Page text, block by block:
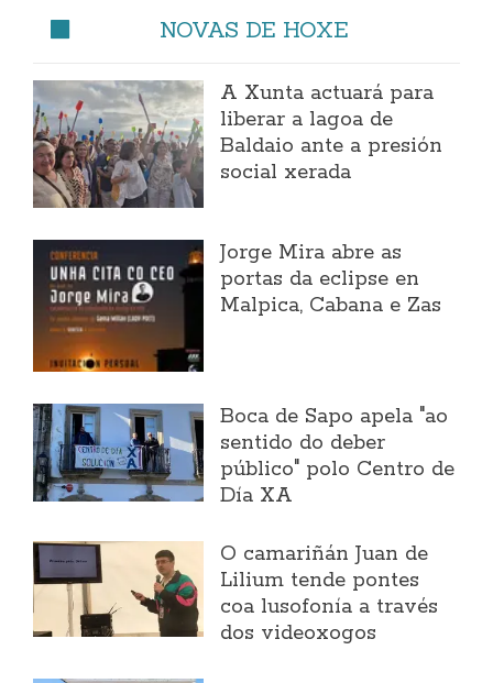
NOVAS DE HOXE
A Xunta actuará para
liberar a lagoa de
Baldaio ante a presión
social xerada
Jorge Mira abre as
portas da eclipse en
Malpica, Cabana e Zas
Boca de Sapo apela "ao
sentido do deber
público" polo Centro de
Día XA
O camariñán Juan de
Lilium tende pontes
coa lusofonía a través
dos videoxogos